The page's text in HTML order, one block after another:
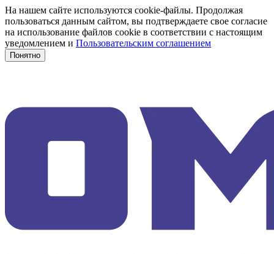
На нашем сайте используются cookie-файлы. Продолжая
пользоваться данным сайтом, вы подтверждаете свое согласие
на использование файлов cookie в соответствии с настоящим
уведомлением и Пользовательским соглашением
Понятно